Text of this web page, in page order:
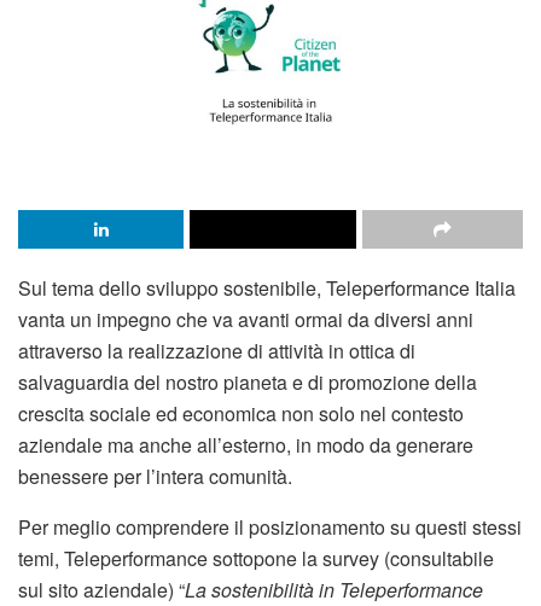
Sul tema dello sviluppo sostenibile, Teleperformance Italia
vanta un impegno che va avanti ormai da diversi anni
attraverso la realizzazione di attività in ottica di
salvaguardia del nostro pianeta e di promozione della
crescita sociale ed economica non solo nel contesto
aziendale ma anche all’esterno, in modo da generare
benessere per l’intera comunità.
Per meglio comprendere il posizionamento su questi stessi
temi, Teleperformance sottopone la survey (consultabile
sul sito aziendale) “La sostenibilità in Teleperformance